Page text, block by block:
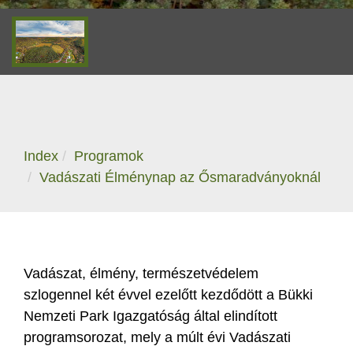
Index
Programok
Vadászati Élménynap az Ősmaradványoknál
Vadászat, élmény, természetvédelem
szlogennel két évvel ezelőtt kezdődött a Bükki
Nemzeti Park Igazgatóság által elindított
programsorozat, mely a múlt évi Vadászati